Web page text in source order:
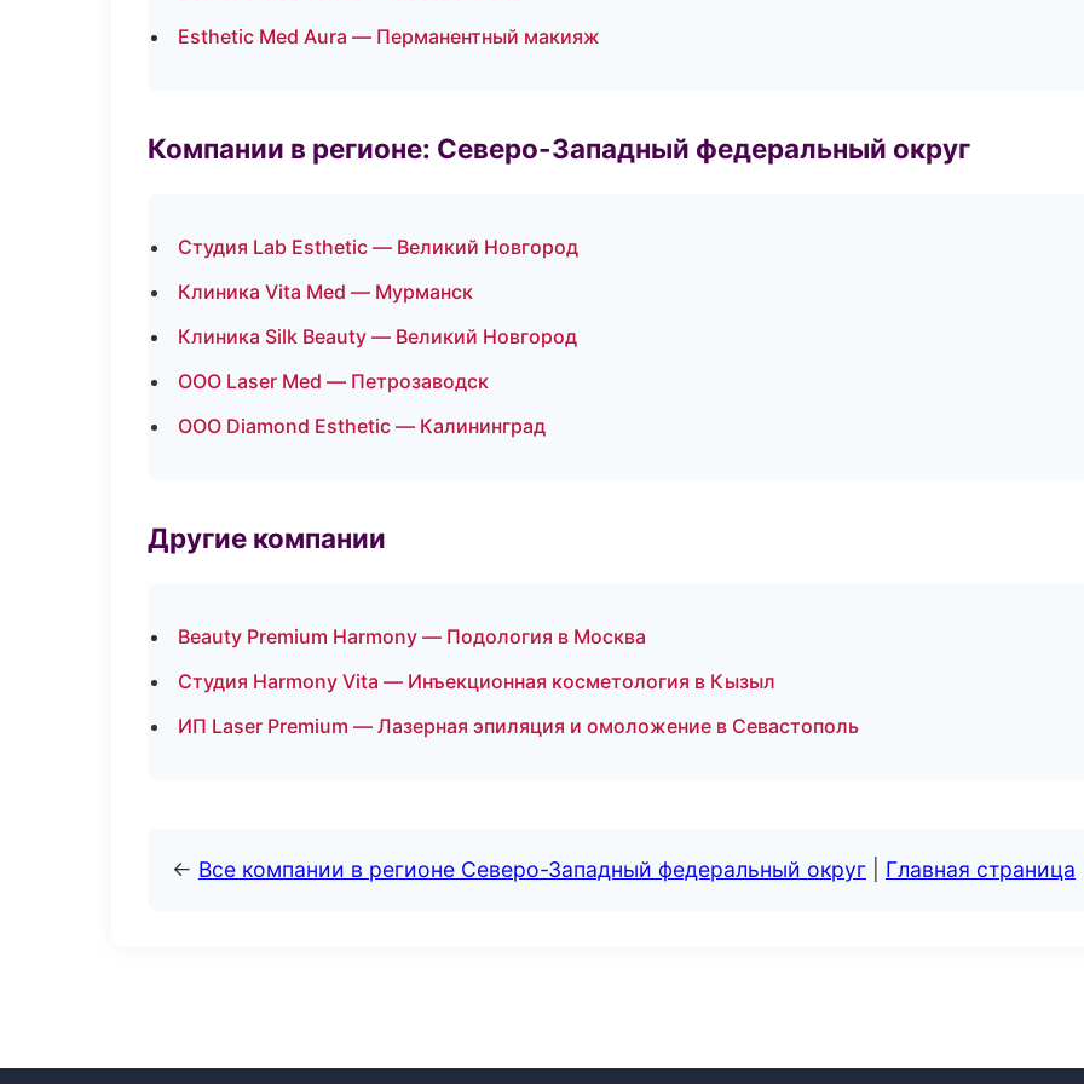
Esthetic Med Aura — Перманентный макияж
Компании в регионе: Северо-Западный федеральный округ
Студия Lab Esthetic — Великий Новгород
Клиника Vita Med — Мурманск
Клиника Silk Beauty — Великий Новгород
ООО Laser Med — Петрозаводск
ООО Diamond Esthetic — Калининград
Другие компании
Beauty Premium Harmony — Подология в Москва
Студия Harmony Vita — Инъекционная косметология в Кызыл
ИП Laser Premium — Лазерная эпиляция и омоложение в Севастополь
← Все компании в регионе Северо-Западный федеральный округ Главная страница